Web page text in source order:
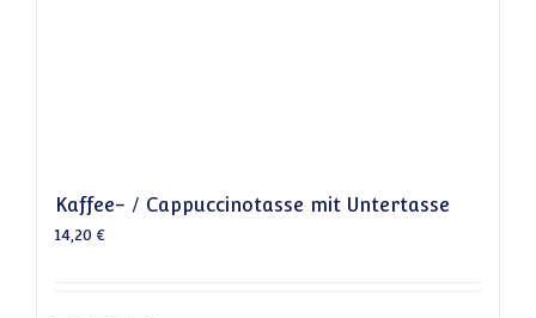
Kaffee- / Cappuccinotasse mit Untertasse
14,20 €